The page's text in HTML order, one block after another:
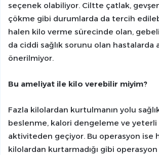
seçenek olabiliyor. Ciltte çatlak,
çökme gibi durumlarda da tercih
halen kilo verme sürecinde olan,
da ciddi sağlık sorunu olan hastalarda
önerilmiyor.
Bu ameliyat ile kilo verebilir miyim?
Fazla kilolardan kurtulmanın yolu
beslenme, kalori dengeleme ve
aktiviteden geçiyor. Bu operasyon ise
kilolardan kurtarmadığı gibi operasyon